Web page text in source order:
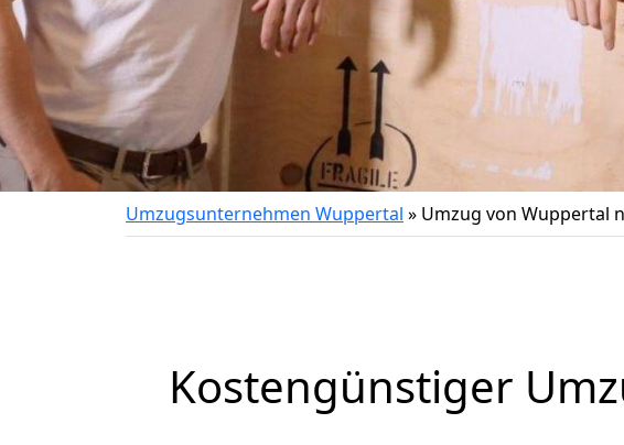
Umzugsunternehmen Wuppertal » Umzug von Wuppertal
Kostengünstiger